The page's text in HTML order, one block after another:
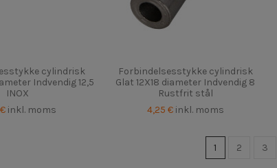
cylindrisk
Indvendig 12,5
INOX
inkl. moms
Forbindelsesstykke cylindrisk
Glat 12X18 diameter Indvendig 8
Rustfrit stål
4,25 € inkl. moms
1 2 3